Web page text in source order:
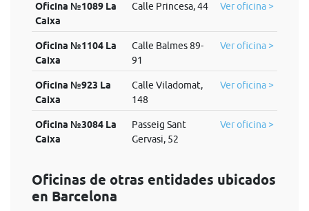
Oficina №1089 La
Caixa
Calle Princesa, 44 Ver oficina >
Oficina №1104 La
Caixa
Calle Balmes 89-
91
Ver oficina >
Oficina №923 La
Caixa
Calle Viladomat,
148
Ver oficina >
Oficina №3084 La
Caixa
Passeig Sant
Gervasi, 52
Ver oficina >
Oficinas de otras entidades ubicados
en Barcelona